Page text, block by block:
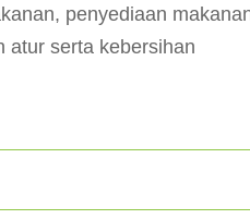
penyediaan
atur serta kebersihan